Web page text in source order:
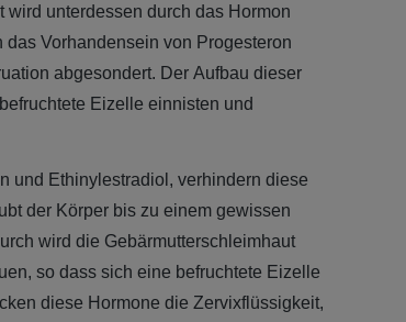
wird unterdessen durch das Hormon
Vorhandensein von Progesteron
abgesondert. Der Aufbau dieser
Eizelle einnisten und
und Ethinylestradiol, verhindern diese
der Körper bis zu einem gewissen
wird die Gebärmutterschleimhaut
so dass sich eine befruchtete Eizelle
diese Hormone die Zervixflüssigkeit,